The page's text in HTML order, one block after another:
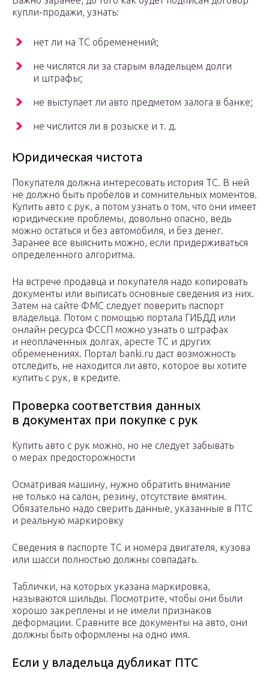
купли-продажи, узнать:
нет ли на ТС обременений;
не числятся ли за старым владельцем долги
и штрафы;
не выступает ли авто предметом залога в банке;
не числится ли в розыске и т. д.
Юридическая чистота
Покупателя должна интересовать история ТС. В ней
не должно быть пробелов и сомнительных моментов.
Купить авто с рук, а потом узнать о том, что они имеет
юридические проблемы, довольно опасно, ведь
можно остаться и без автомобиля, и без денег.
Заранее все выяснить можно, если придерживаться
определенного алгоритма.
На встрече продавца и покупателя надо копировать
документы или выписать основные сведения из них.
Затем на сайте ФМС следует поверить паспорт
владельца. Потом с помощью портала ГИБДД или
онлайн ресурса ФССП можно узнать о штрафах
и неоплаченных долгах, аресте ТС и других
обременениях. Портал banki.ru даст возможность
отследить, не находится ли авто, которое вы хотите
купить с рук, в кредите.
Проверка соответствия данных
в документах при покупке с рук
Купить авто с рук можно, но не следует забывать
о мерах предосторожности
Осматривая машину, нужно обратить внимание
не только на салон, резину, отсутствие вмятин.
Обязательно надо сверить данные, указанные в ПТС
и реальную маркировку
Сведения в паспорте ТС и номера двигателя, кузова
или шасси полностью должны совпадать.
Таблички, на которых указана маркировка,
называются шильды. Посмотрите, чтобы они были
хорошо закреплены и не имели признаков
деформации. Сравните все документы на авто, они
должны быть оформлены на одно имя.
Если у владельца дубликат ПТС